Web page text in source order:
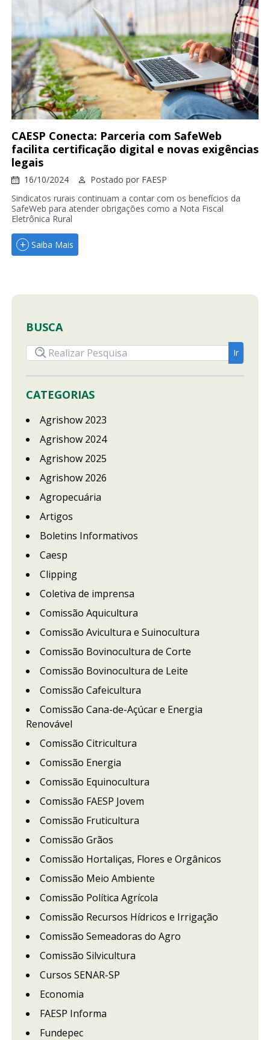
CAESP Conecta: Parceria com SafeWeb
facilita certificação digital e novas exigências
legais
16/10/2024 Postado por FAESP
Sindicatos rurais continuam a contar com os benefícios da
SafeWeb para atender obrigações como a Nota Fiscal
Eletrônica Rural
Saiba Mais
BUSCA
CATEGORIAS
Agrishow 2023
Agrishow 2024
Agrishow 2025
Agrishow 2026
Agropecuária
Artigos
Boletins Informativos
Caesp
Clipping
Coletiva de imprensa
Comissão Aquicultura
Comissão Avicultura e Suinocultura
Comissão Bovinocultura de Corte
Comissão Bovinocultura de Leite
Comissão Cafeicultura
Comissão Cana-de-Açúcar e Energia
Renovável
Comissão Citricultura
Comissão Energia
Comissão Equinocultura
Comissão FAESP Jovem
Comissão Fruticultura
Comissão Grãos
Comissão Hortaliças, Flores e Orgânicos
Comissão Meio Ambiente
Comissão Política Agrícola
Comissão Recursos Hídricos e Irrigação
Comissão Semeadoras do Agro
Comissão Silvicultura
Cursos SENAR-SP
Economia
FAESP Informa
Fundepec